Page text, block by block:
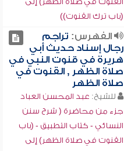
(باب ترك القنوت))
الفهرس: تراجم
رجال إسناد حديث أبي
هريرة في قنوت النبي في
صلاة الظهر , القنوت في
صلاة الظهر
للشيخ: عبد المحسن العباد
جزء من محاضرة ( شرح سنن
النسائي - كتاب التطبيق - (باب
القنوت في صلاة الظهر) إلى